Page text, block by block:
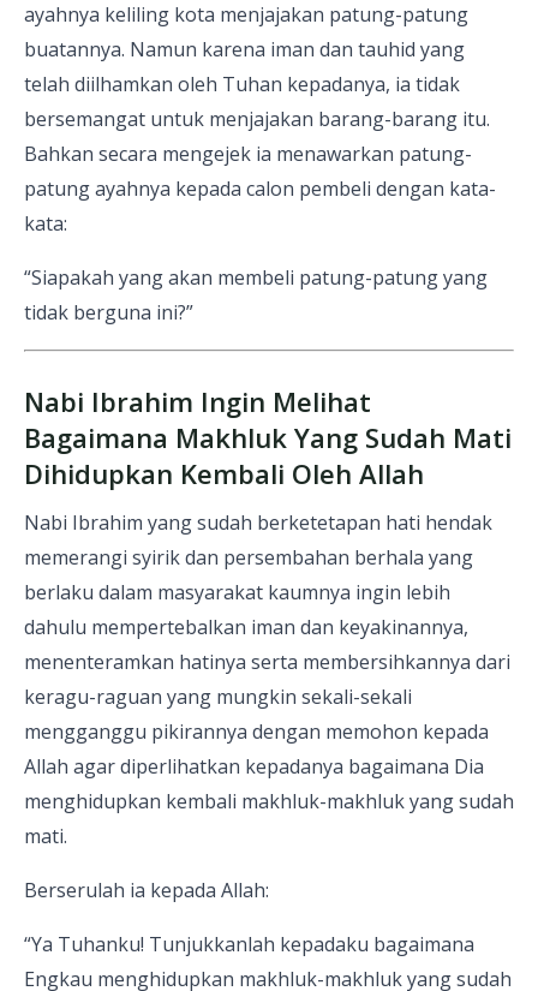
ayahnya keliling kota menjajakan patung-patung
buatannya. Namun karena iman dan tauhid yang
telah diilhamkan oleh Tuhan kepadanya, ia tidak
bersemangat untuk menjajakan barang-barang itu.
Bahkan secara mengejek ia menawarkan patung-
patung ayahnya kepada calon pembeli dengan kata-
kata:
“Siapakah yang akan membeli patung-patung yang
tidak berguna ini?”
Nabi Ibrahim Ingin Melihat
Bagaimana Makhluk Yang Sudah Mati
Dihidupkan Kembali Oleh Allah
Nabi Ibrahim yang sudah berketetapan hati hendak
memerangi syirik dan persembahan berhala yang
berlaku dalam masyarakat kaumnya ingin lebih
dahulu mempertebalkan iman dan keyakinannya,
menenteramkan hatinya serta membersihkannya dari
keragu-raguan yang mungkin sekali-sekali
mengganggu pikirannya dengan memohon kepada
Allah agar diperlihatkan kepadanya bagaimana Dia
menghidupkan kembali makhluk-makhluk yang sudah
mati.
Berserulah ia kepada Allah:
“Ya Tuhanku! Tunjukkanlah kepadaku bagaimana
Engkau menghidupkan makhluk-makhluk yang sudah